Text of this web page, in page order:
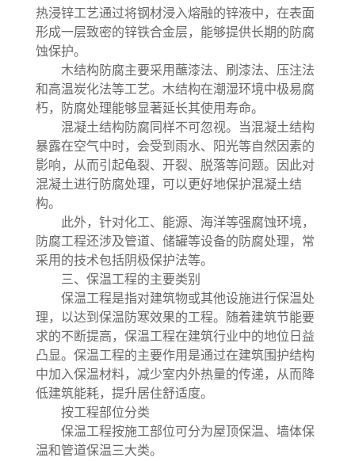
热浸锌工艺通过将钢材浸入熔融的锌液中，在表面
形成一层致密的锌铁合金层，能够提供长期的防腐
蚀保护。
木结构防腐主要采用蘸漆法、刷漆法、压注法
和高温炭化法等工艺。木结构在潮湿环境中极易腐
朽，防腐处理能够显著延长其使用寿命。
混凝土结构防腐同样不可忽视。当混凝土结构
暴露在空气中时，会受到雨水、阳光等自然因素的
影响，从而引起龟裂、开裂、脱落等问题。因此对
混凝土进行防腐处理，可以更好地保护混凝土结
构。
此外，针对化工、能源、海洋等强腐蚀环境，
防腐工程还涉及管道、储罐等设备的防腐处理，常
采用的技术包括阴极保护法等。
三、保温工程的主要类别
保温工程是指对建筑物或其他设施进行保温处
理，以达到保温防寒效果的工程。随着建筑节能要
求的不断提高，保温工程在建筑行业中的地位日益
凸显。保温工程的主要作用是通过在建筑围护结构
中加入保温材料，减少室内外热量的传递，从而降
低建筑能耗，提升居住舒适度。
按工程部位分类
保温工程按施工部位可分为屋顶保温、墙体保
温和管道保温三大类。